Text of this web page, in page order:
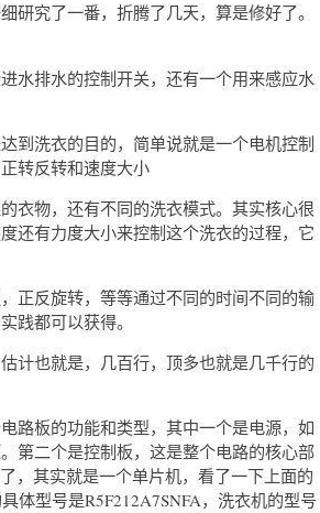
研究了一番，折腾了几天，算是修好了。
水排水的控制开关，还有一个用来感应水
到洗衣的目的，简单说就是一个电机控制
转反转和速度大小
衣物，还有不同的洗衣模式。其实核心很
还有力度大小来控制这个洗衣的过程，它
正反旋转，等等通过不同的时间不同的输
践都可以获得。
计也就是，几百行，顶多也就是几千行的
路板的功能和类型，其中一个是电源，如
第二个是控制板，这是整个电路的核心部
，其实就是一个单片机，看了一下上面的
体型号是R5F212A7SNFA，洗衣机的型号